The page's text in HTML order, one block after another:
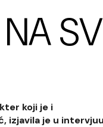
koji je i
izjavila je u